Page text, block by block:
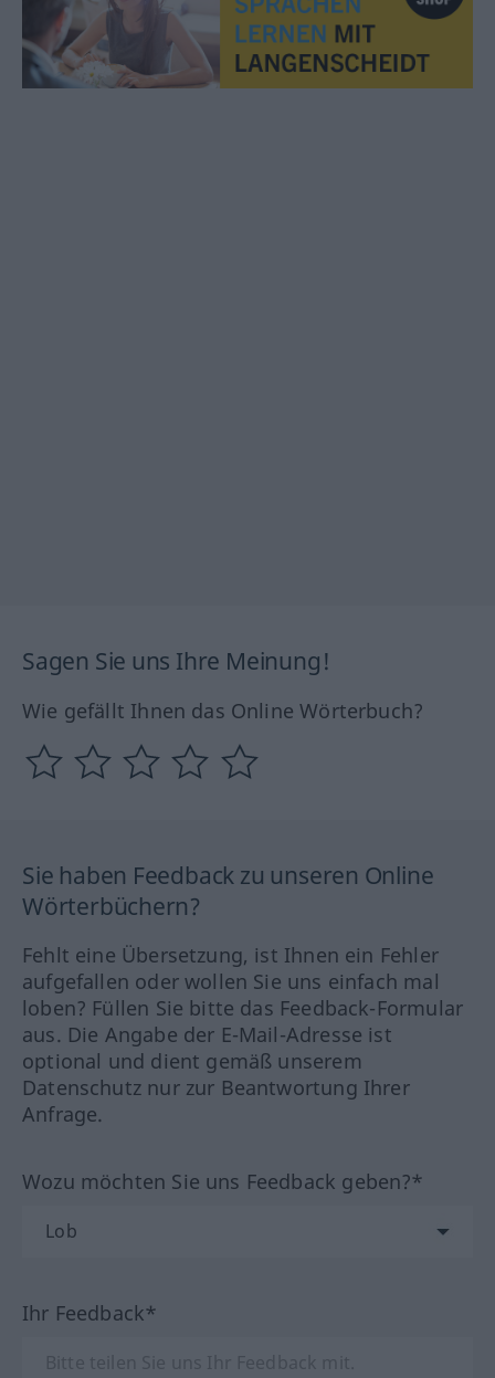
Sagen Sie uns Ihre Meinung!
Wie gefällt Ihnen das Online Wörterbuch?
Sie haben Feedback zu unseren Online
Wörterbüchern?
Fehlt eine Übersetzung, ist Ihnen ein Fehler
aufgefallen oder wollen Sie uns einfach mal
loben? Füllen Sie bitte das Feedback-Formular
aus. Die Angabe der E-Mail-Adresse ist
optional und dient gemäß unserem
Datenschutz nur zur Beantwortung Ihrer
Anfrage.
Wozu möchten Sie uns Feedback geben?*
Ihr Feedback*